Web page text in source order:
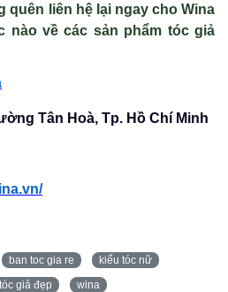
quên liên hệ lại ngay cho Wina
nào về các sản phẩm tóc giả
Tân Hoà, Tp. Hồ Chí Minh
ban toc gia re
kiểu tóc nữ
tóc giả đẹp wina